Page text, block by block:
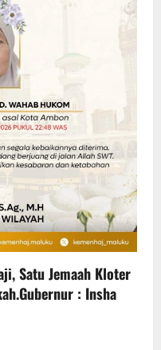
Satu Jemaah Kloter
: Insha